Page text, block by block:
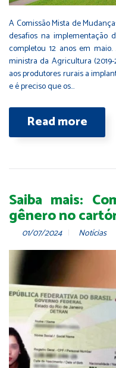
A Comissão Mista de
desafios na implementação
completou 12 anos em maio.
ministra da Agricultura
aos produtores rurais a
e é preciso que os…
Read more
Saiba mais:
gênero no
01/07/2024 Notícias